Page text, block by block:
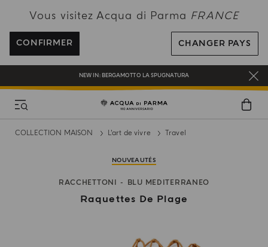
Vous visitez Acqua di Parma FRANCE
CONFIRMER CHANGER PAYS
À 120€
INSCRIVEZ-VOUS ET PROFITEZ DE NOS AVANTAGES
CADEAU OFFERT POUR TOUTE COMMANDE SUPÉRIEURE À 180€
NEW IN: BERGAMOTTO LA SPUGNATURA
COLLECTION MAISON L’art de vivre Travel
NOUVEAUTÉS
RACCHETTONI BLU MEDITERRANEO
Raquettes De Plage